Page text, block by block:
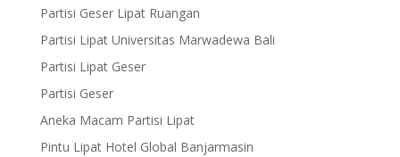
Partisi Geser Lipat Ruangan
Partisi Lipat Universitas Marwadewa Bali
Partisi Lipat Geser
Partisi Geser
Aneka Macam Partisi Lipat
Pintu Lipat Hotel Global Banjarmasin